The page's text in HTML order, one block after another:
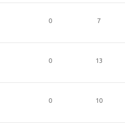
0 7
0 13
0 10